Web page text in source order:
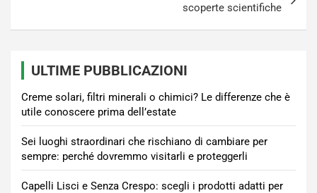
scoperte scientifiche
ULTIME PUBBLICAZIONI
Creme solari, filtri minerali o chimici? Le differenze che è
utile conoscere prima dell’estate
Sei luoghi straordinari che rischiano di cambiare per
sempre: perché dovremmo visitarli e proteggerli
Capelli Lisci e Senza Crespo: scegli i prodotti adatti per